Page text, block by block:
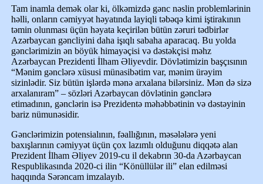
Tam inamla demək olar ki, ölkəmizdə gənc nəslin problemlərinin
həlli, onların cəmiyyət həyatında layiqli təbəqə kimi iştirakının
təmin olunması üçün həyata keçirilən bütün zəruri tədbirlər
Azərbaycan gəncliyini daha işıqlı sabaha aparacaq. Bu yolda
gənclərimizin ən böyük himayəçisi və dəstəkçisi məhz
Azərbaycan Prezidenti İlham Əliyevdir. Dövlətimizin başçısının
“Mənim gənclərə xüsusi münasibətim var, mənim ürəyim
sizinlədir. Siz bütün işlərdə mənə arxalana bilərsiniz. Mən də sizə
arxalanıram” – sözləri Azərbaycan dövlətinin gənclərə
etimadının, gənclərin isə Prezidentə məhəbbətinin və dəstəyinin
bariz nümunəsidir.
Gənclərimizin potensialının, fəallığının, məsələlərə yeni
baxışlarının cəmiyyət üçün çox lazımlı olduğunu diqqətə alan
Prezident İlham Əliyev 2019-cu il dekabrın 30-da Azərbaycan
Respublikasında 2020-ci ilin “Könüllülər ili” elan edilməsi
haqqında Sərəncam imzalayıb.